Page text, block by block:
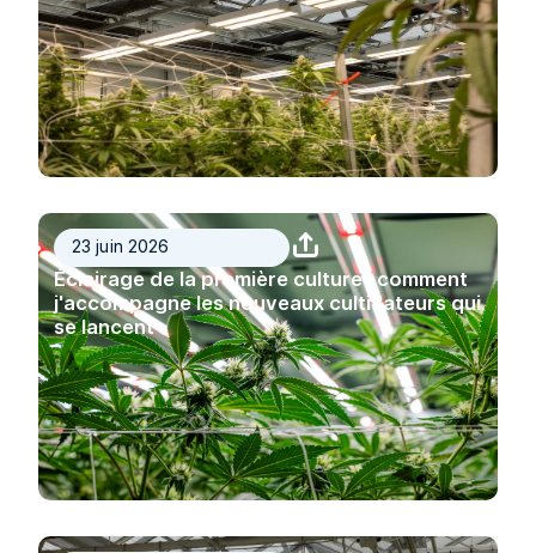
23 juin 2026
Éclairage de la première culture : comment
j'accompagne les nouveaux cultivateurs qui
se lancent